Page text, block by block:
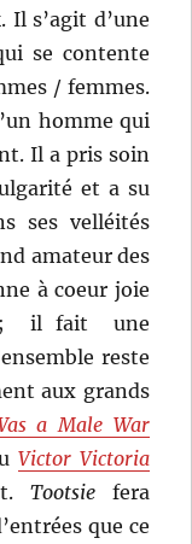
Il s’agit d’une
se contente
/ femmes.
homme qui
Il a pris soin
et a su
ses velléités
amateur des
à coeur joie
; il fait une
reste
aux grands
a Male War
Victor Victoria
Tootsiefera
que ce